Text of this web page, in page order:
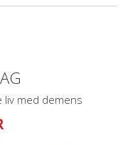
liv med demens